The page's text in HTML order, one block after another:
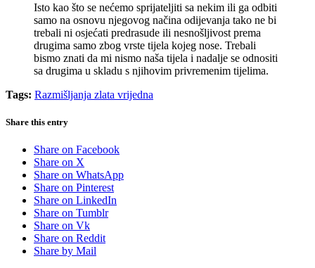
Isto kao što se nećemo sprijateljiti sa nekim ili ga odbiti
samo na osnovu njegovog načina odijevanja tako ne bi
trebali ni osjećati predrasude ili nesnošljivost prema
drugima samo zbog vrste tijela kojeg nose. Trebali
bismo znati da mi nismo naša tijela i nadalje se odnositi
sa drugima u skladu s njihovim privremenim tijelima.
Tags: Razmišljanja zlata vrijedna
Share this entry
Share on Facebook
Share on X
Share on WhatsApp
Share on Pinterest
Share on LinkedIn
Share on Tumblr
Share on Vk
Share on Reddit
Share by Mail